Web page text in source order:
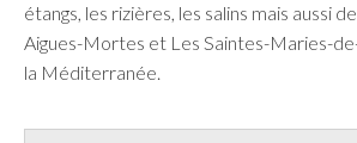
étangs, les rizières, les salins mais aussi
Aigues-Mortes et Les Saintes-Maries-
la Méditerranée.